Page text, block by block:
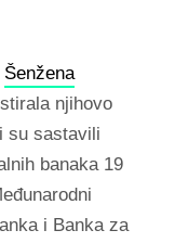
Šenžena
njihovo
su sastavili
banaka 19
i Banka za